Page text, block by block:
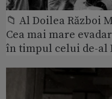
📁 Al Doilea Război
Cea mai mare
în timpul celui de-al